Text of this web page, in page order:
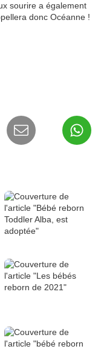
sourire a également
donc Océanne !